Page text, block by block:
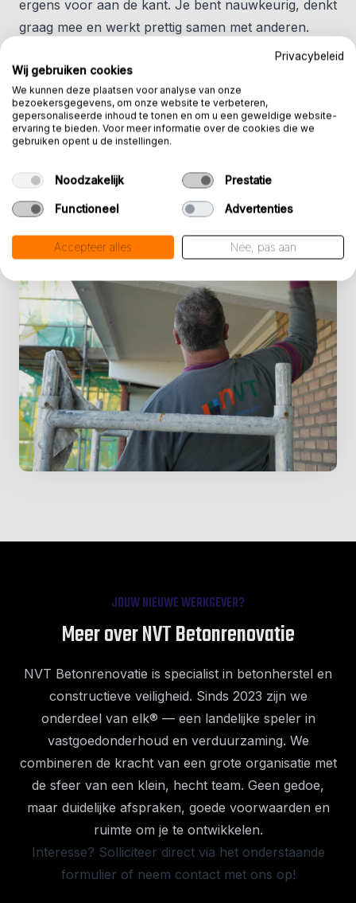
ergens voor aan de kant. Je bent nauwkeurig, denkt
graag mee en werkt prettig samen met anderen.
Heb je al ervaring in betonreparatie of een mbo-
diploma niveau 2 of 3? Dan heb je een streepje
voor. Geen ervaring? Geen probleem. Wij leren je
het vak. Rijbewijs B (E) is mooi meegenomen.
JOUW NIEUWE WERKGEVER?
Meer over NVT Betonrenovatie
NVT Betonrenovatie is specialist in betonherstel en
constructieve veiligheid. Sinds 2023 zijn we
onderdeel van elk® — een landelijke speler in
vastgoedonderhoud en verduurzaming. We
combineren de kracht van een grote organisatie met
de sfeer van een klein, hecht team. Geen gedoe,
maar duidelijke afspraken, goede voorwaarden en
ruimte om je te ontwikkelen.
Interesse? Solliciteer direct via het onderstaande
formulier of neem contact met ons op!
Privacybeleid
Wij gebruiken cookies
We kunnen deze plaatsen voor analyse van onze
bezoekersgegevens, om onze website te verbeteren,
gepersonaliseerde inhoud te tonen en om u een geweldige website-
ervaring te bieden. Voor meer informatie over de cookies die we
gebruiken opent u de instellingen.
Noodzakelijk Prestatie
Functioneel Advertenties
Accepteer alles Nee, pas aan